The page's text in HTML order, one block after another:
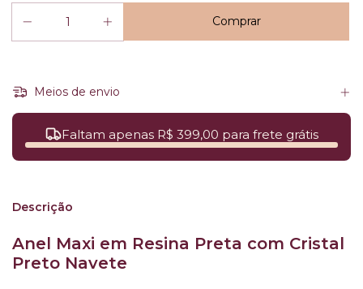
Meios de envio
Faltam apenas R$ 399,00 para frete grátis
Descrição
Anel Maxi em Resina Preta com Cristal
Preto Navete